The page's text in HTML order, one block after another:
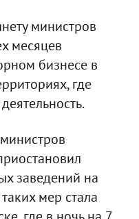
министров
месяцев
бизнесе в
где
заведений на
мер стала